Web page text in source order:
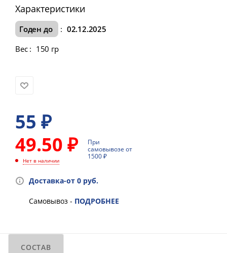
Характеристики
Годен до : 02.12.2025
Вес : 150 гр
55 ₽
49.50 ₽
При
самовывозе от
1500 ₽
Нет в наличии
Доставка-от 0 руб.
Самовывоз - ПОДРОБНЕЕ
СОСТАВ